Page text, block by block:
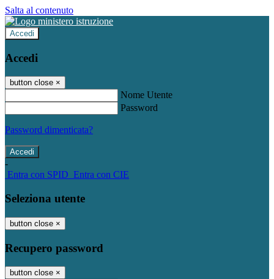
Salta al contenuto
Accedi
Accedi
button close ×
Nome Utente
Password
Password dimenticata?
-
Entra con SPID Entra con CIE
Seleziona utente
button close ×
Recupero password
button close ×